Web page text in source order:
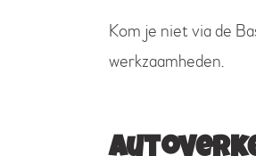
Kom je niet via de
werkzaamheden.